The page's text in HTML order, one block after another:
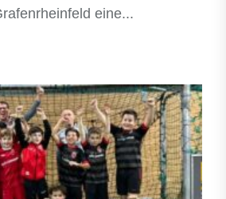
eine...